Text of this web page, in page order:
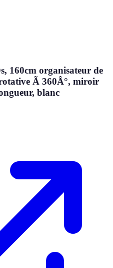
160cm organisateur de
Ã 360Â°, miroir
blanc